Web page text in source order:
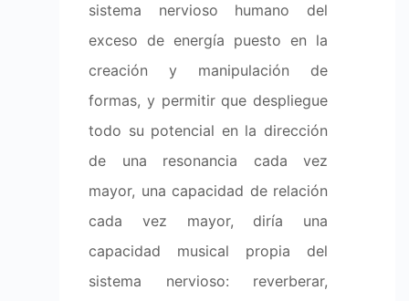
sistema nervioso humano del
exceso de energía puesto en la
creación y manipulación de
formas, y permitir que despliegue
todo su potencial en la dirección
de una resonancia cada vez
mayor, una capacidad de relación
cada vez mayor, diría una
capacidad musical propia del
sistema nervioso: reverberar,